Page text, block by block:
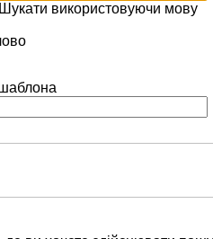
використовуючи мову